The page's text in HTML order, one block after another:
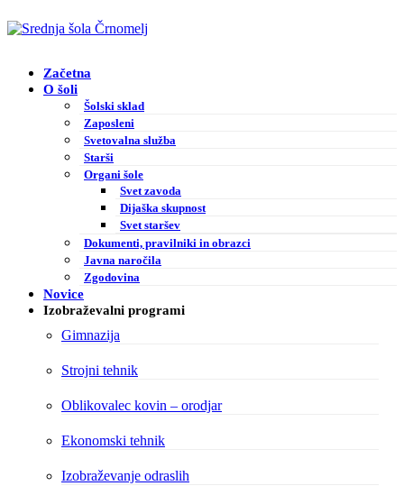
Začetna
O šoli
Šolski sklad
Zaposleni
Svetovalna služba
Starši
Organi šole
Svet zavoda
Dijaška skupnost
Svet staršev
Dokumenti, pravilniki in obrazci
Javna naročila
Zgodovina
Novice
Izobraževalni programi
Gimnazija
Strojni tehnik
Oblikovalec kovin – orodjar
Ekonomski tehnik
Izobraževanje odraslih